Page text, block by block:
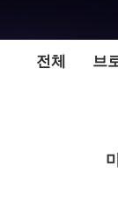
전체 브